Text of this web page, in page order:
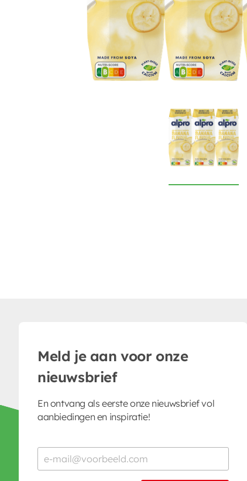
Meld je aan voor onze
nieuwsbrief
En ontvang als eerste onze nieuwsbrief vol
aanbiedingen en inspiratie!